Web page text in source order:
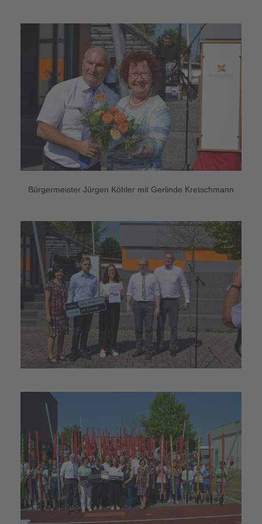
Bürgermeister Jürgen Köhler mit Gerlinde Kretschmann